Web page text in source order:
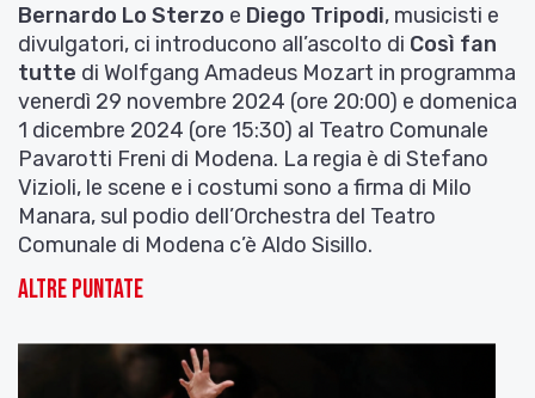
Bernardo Lo Sterzo e Diego Tripodi, musicisti e
divulgatori, ci introducono all’ascolto di Così fan
tutte di Wolfgang Amadeus Mozart in programma
venerdì 29 novembre 2024 (ore 20:00) e domenica
1 dicembre 2024 (ore 15:30) al Teatro Comunale
Pavarotti Freni di Modena. La regia è di Stefano
Vizioli, le scene e i costumi sono a firma di Milo
Manara, sul podio dell’Orchestra del Teatro
Comunale di Modena c’è Aldo Sisillo.
Altre puntate